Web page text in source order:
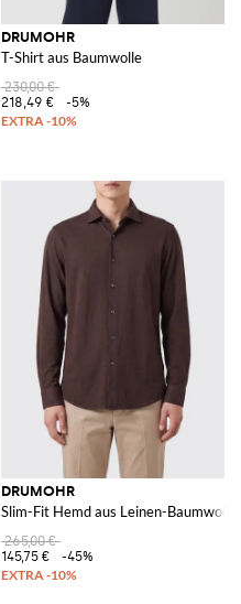
DRUMOHR
T-Shirt aus Baumwolle
230,00 €
218,49 €
-5%
DRUMOHR
Slim-Fit Hemd aus Leinen-
265,00 €
145,75 €
-45%